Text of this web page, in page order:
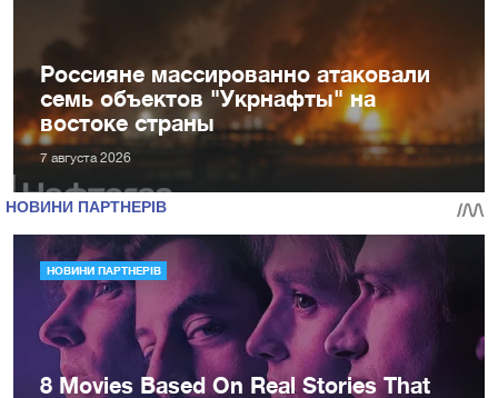
Россияне массированно атаковали
семь объектов "Укрнафты" на
востоке страны
7 августа 2026